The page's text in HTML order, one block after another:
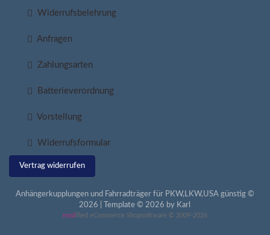
Widerrufsbelehrung
Anfragen
Zahlungsarten
Batterieverordnung
Vorstellung
Widerrufsformular
Vertrag widerrufen
Anhängerkupplungen und Fahrradträger für PKW,LKW,USA günstig ©
2026 | Template © 2026 by Karl
mod ified eCommerce Shopsoftware © 2009-2026